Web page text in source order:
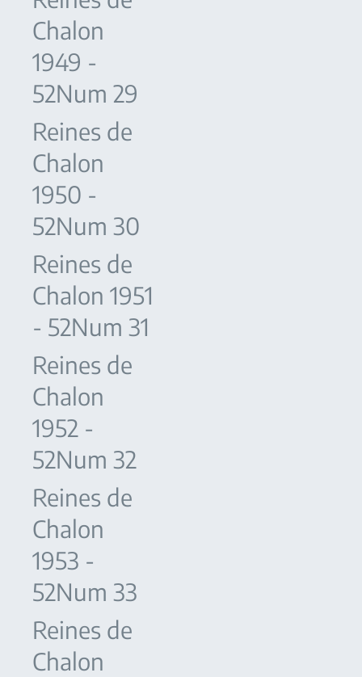
Chalon
1949 -
52Num 29
Reines de
Chalon
1950 -
52Num 30
Reines de
Chalon 1951
- 52Num 31
Reines de
Chalon
1952 -
52Num 32
Reines de
Chalon
1953 -
52Num 33
Reines de
Chalon